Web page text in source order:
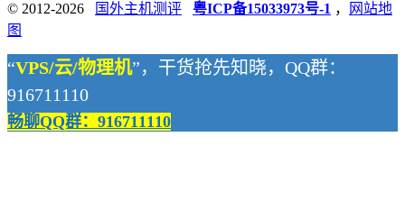
© 2012-2026 国外主机测评 粤ICP备15033973号-1 ，
网站地
图
“VPS/云/物理机”，干货抢先知晓，QQ群：
916711110
畅聊QQ群：916711110